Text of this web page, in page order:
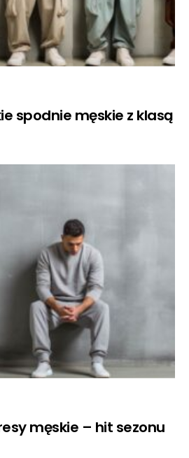
spodnie męskie z klasą
męskie – hit sezonu